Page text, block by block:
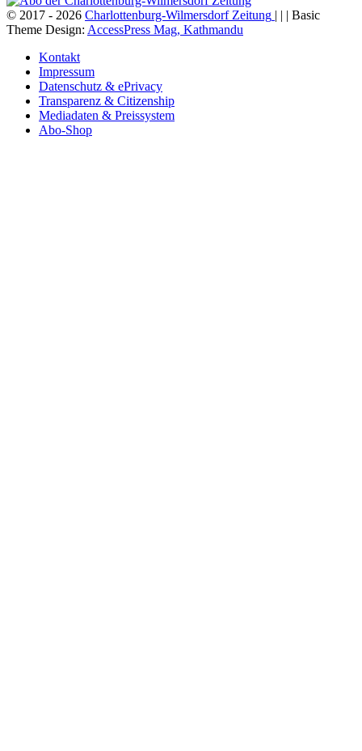
© 2017 - 2026 Charlottenburg-Wilmersdorf Zeitung
| | | Basic
Theme Design: AccessPress Mag, Kathmandu
Kontakt
Impressum
Datenschutz & ePrivacy
Transparenz & Citizenship
Mediadaten & Preissystem
Abo-Shop